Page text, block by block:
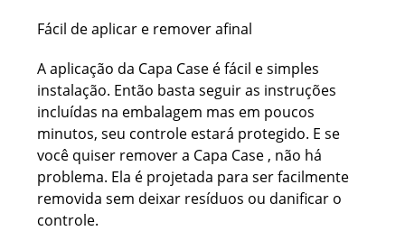
Fácil de aplicar e remover afinal
A aplicação da Capa Case é fácil e simples
instalação. Então basta seguir as instruções
incluídas na embalagem mas em poucos
minutos, seu controle estará protegido. E se
você quiser remover a Capa Case , não há
problema. Ela é projetada para ser facilmente
removida sem deixar resíduos ou danificar o
controle.